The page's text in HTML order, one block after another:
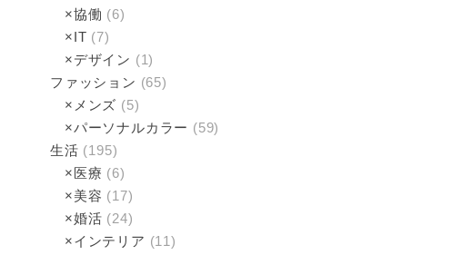
×協働 (6)
×IT (7)
×デザイン (1)
ファッション (65)
×メンズ (5)
×パーソナルカラー (59)
生活 (195)
×医療 (6)
×美容 (17)
×婚活 (24)
×インテリア (11)